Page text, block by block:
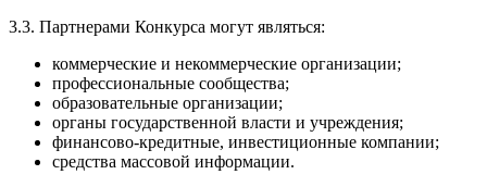
3.3. Партнерами Конкурса могут являться:
коммерческие и некоммерческие организации;
профессиональные сообщества;
образовательные организации;
органы государственной власти и учреждения;
финансово-кредитные, инвестиционные компании;
средства массовой информации.